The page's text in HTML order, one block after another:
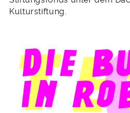
Kulturstiftung.